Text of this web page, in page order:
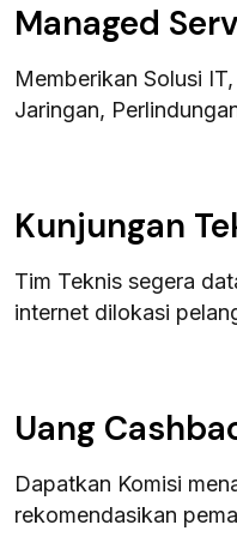
Managed
Memberikan Solusi
Jaringan,
Kunjungan
Tim Teknis segera
internet dilokasi
Uang
Dapatkan Komisi
rekomendasikan